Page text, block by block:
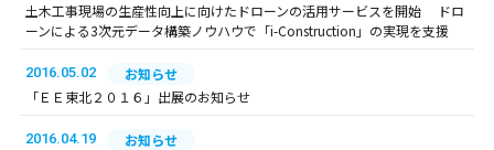
土木工事現場の生産性向上に向けたドローンの活用サービスを開始 ドロ
ーンによる3次元データ構築ノウハウで「i-Construction」の実現を支援
2016.05.02
お知らせ
「ＥＥ東北２０１６」出展のお知らせ
2016.04.19
お知らせ